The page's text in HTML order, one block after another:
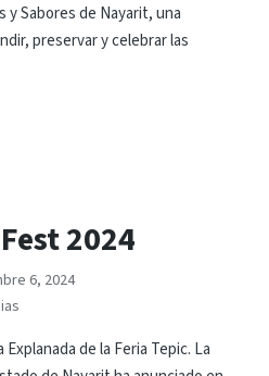
y Sabores de Nayarit, una
preservar y celebrar las
2024
6, 2024
de la Feria Tepic. La